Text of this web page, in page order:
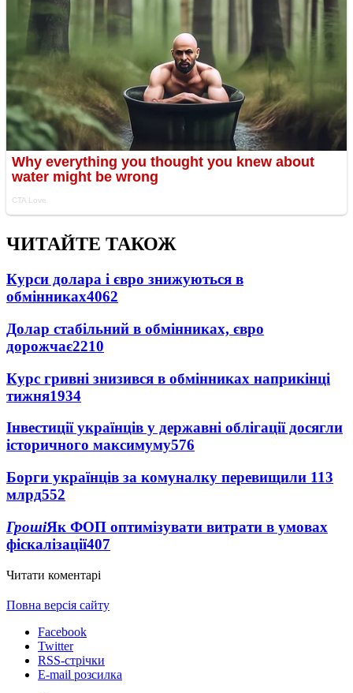
ЧИТАЙТЕ ТАКОЖ
Курси долара і євро знижуються в
обмінниках4062
Долар стабільний в обмінниках, євро
дорожчає2210
Курс гривні знизився в обмінниках наприкінці
тижня1934
Інвестиції українців у державні облігації досягли
історичного максимуму576
Борги українців за комуналку перевищили 113
млрд552
ГрошіЯк ФОП оптимізувати витрати в умовах
фіскалізації407
Читати коментарі
Повна версія сайту
Facebook
Twitter
RSS-стрічки
E-mail розсилка